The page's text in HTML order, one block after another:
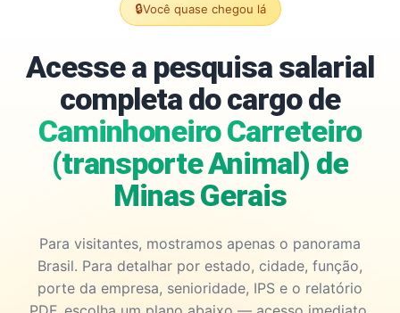
🔒Você quase chegou lá
Acesse a pesquisa salarial
completa do cargo de
Caminhoneiro Carreteiro
(transporte Animal) de
Minas Gerais
Para visitantes, mostramos apenas o panorama
Brasil. Para detalhar por estado, cidade, função,
porte da empresa, senioridade, IPS e o relatório